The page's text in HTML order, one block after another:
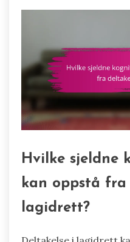
Hvilke sjeldne
kan oppstå fra
lagidrett?